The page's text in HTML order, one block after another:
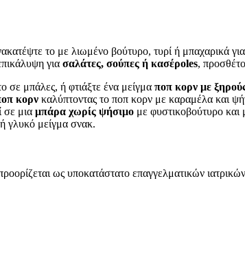
το με λιωμένο βούτυρο, τυρί ή μπαχαρικά
για σαλάτες, σούπες ή κασέρoles,
σε μπάλες, ή φτιάξτε ένα μείγμα ποπ κορν με
κορν καλύπτοντας το ποπ κορν με καραμέλα και
σε μια μπάρα χωρίς ψήσιμο με φυστικοβούτυρο και
γλυκό μείγμα σνακ.
ως υποκατάστατο επαγγελματικών